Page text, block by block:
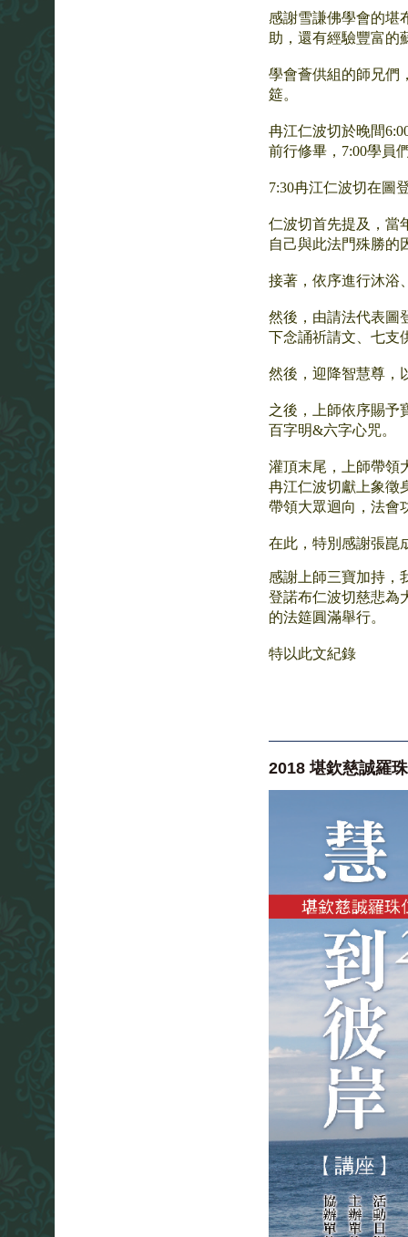
感謝雪謙佛學會的堪
助，還有經驗豐富的
學會薈供組的師兄們
筵。
冉江仁波切於晚間
前行修畢，7:00學員
7:30冉江仁波切在圖
仁波切首先提及，當
自己與此法門殊勝的
接著，依序進行沐浴
然後，由請法代表圖
下念誦祈請文、七支
然後，迎降智慧尊，
之後，上師依序賜予
百字明&六字心咒。
灌頂末尾，上師帶領
冉江仁波切獻上象徵
帶領大眾迴向，法會
在此，特別感謝張崑
感謝上師三寶加持
登諾布仁波切慈悲為
的法筵圓滿舉行。
特以此文紀錄
2018 堪欽慈誠羅